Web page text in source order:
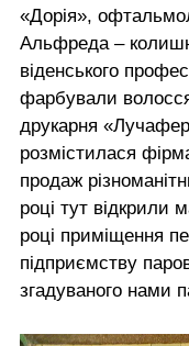
«Дорія»,
Альфреда –
віденського
фарбували
друкарня
розмістилася
продаж
році тут відкрили
році приміщення
підприємству
згадуваного нами